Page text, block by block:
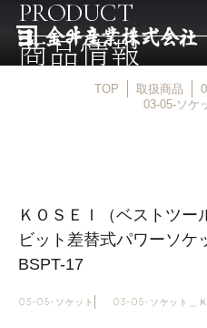
取扱メーカー
PRODUCT
商品情報
TOP 取扱商品
03-05-ソケ
ＫＯＳＥＩ（ベストツー
ビット差替式パワーソケ
BSPT-17
03-05-ソケット 03-05-ソケット＿Ｋ